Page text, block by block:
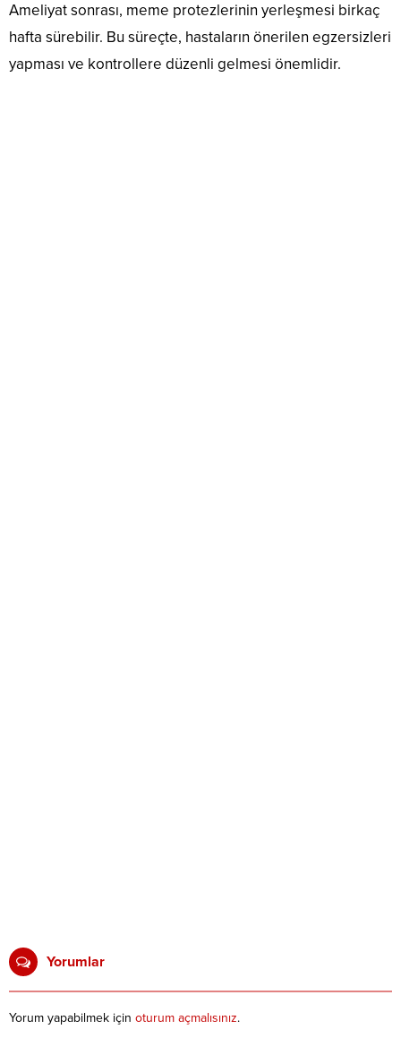
Ameliyat sonrası, meme protezlerinin yerleşmesi birkaç
hafta sürebilir. Bu süreçte, hastaların önerilen egzersizleri
yapması ve kontrollere düzenli gelmesi önemlidir.
Yorumlar
Yorum yapabilmek için oturum açmalısınız.